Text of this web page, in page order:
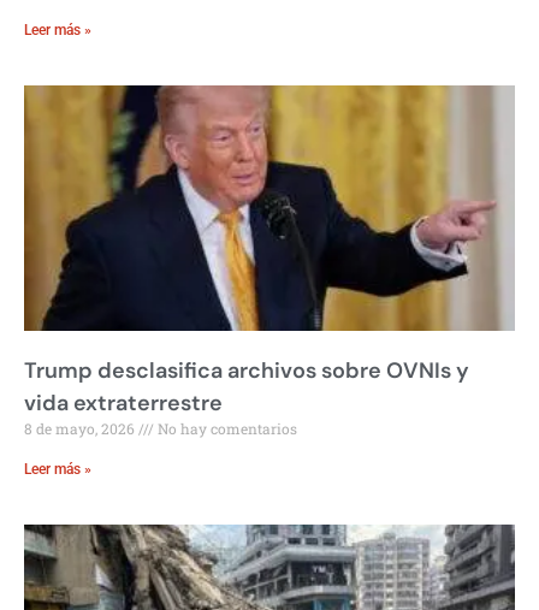
Leer más »
Trump desclasifica archivos sobre OVNIs y
vida extraterrestre
8 de mayo, 2026 No hay comentarios
Leer más »